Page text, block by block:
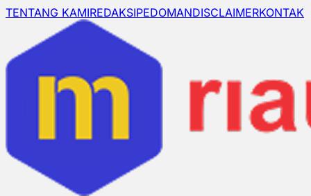
TENTANG KAMIREDAKSIPEDOMANDISCLAIMERKONTAK